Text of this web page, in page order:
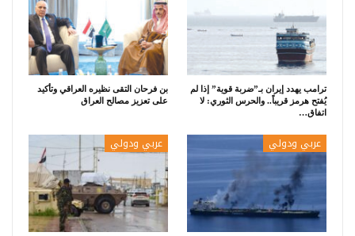
ترامب يهدد إيران بـ”ضربة قوية” إذا لم
يُفتح هرمز قريباً.. والحرس الثوري: لا
اتفاق…
بن فرحان التقى نظيره العراقي وتأكيد
على تعزيز مصالح العراق
عربي ودولي عربي ودولي